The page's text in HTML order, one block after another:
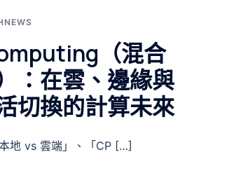
（混合
：在雲、邊緣與
切換的計算未來
地 vs 雲端」、「CP […]